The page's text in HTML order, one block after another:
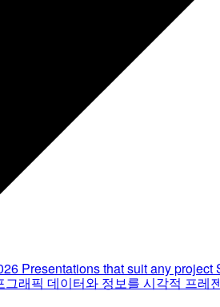
Presentations that suit any project
그래픽 데이터와 정보를 시각적 프레